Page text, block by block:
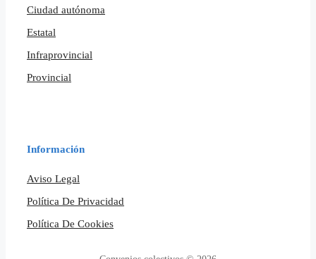
Ciudad autónoma
Estatal
Infraprovincial
Provincial
Información
Aviso Legal
Política De Privacidad
Política De Cookies